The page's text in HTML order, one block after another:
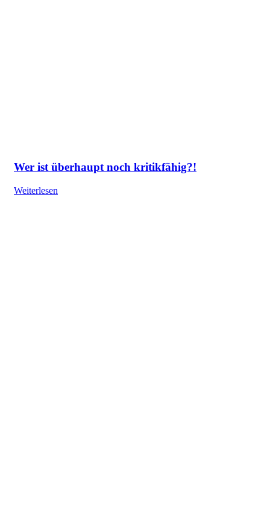
Wer ist überhaupt noch kritikfähig?!
Weiterlesen